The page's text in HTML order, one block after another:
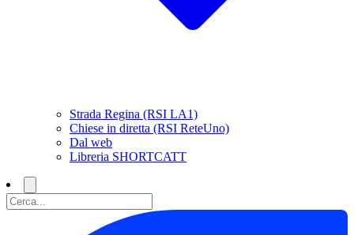
Strada Regina (RSI LA1)
Chiese in diretta (RSI ReteUno)
Dal web
Libreria SHORTCATT